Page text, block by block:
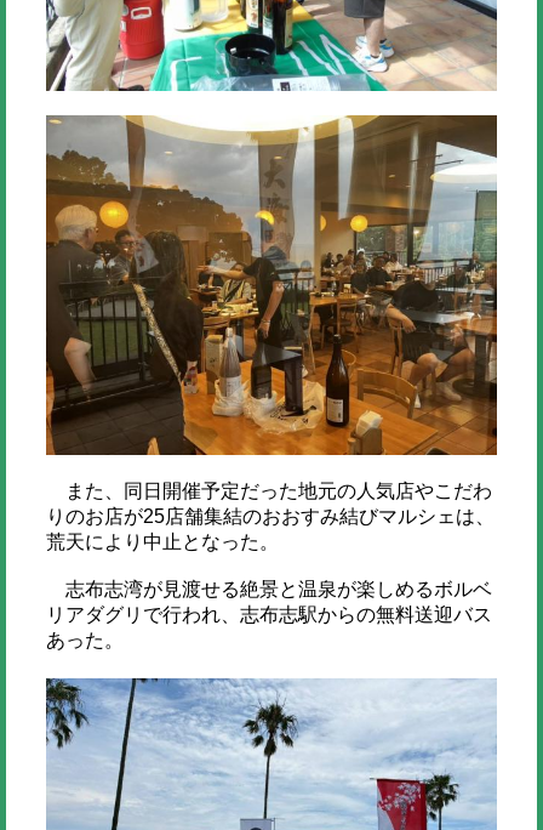
また、同日開催予定だった地元の人気店やこだわ
りのお店が25店舗集結のおおすみ結びマルシェは、
荒天により中止となった。
志布志湾が見渡せる絶景と温泉が楽しめるボルベ
リアダグリで行われ、志布志駅からの無料送迎バス
あった。